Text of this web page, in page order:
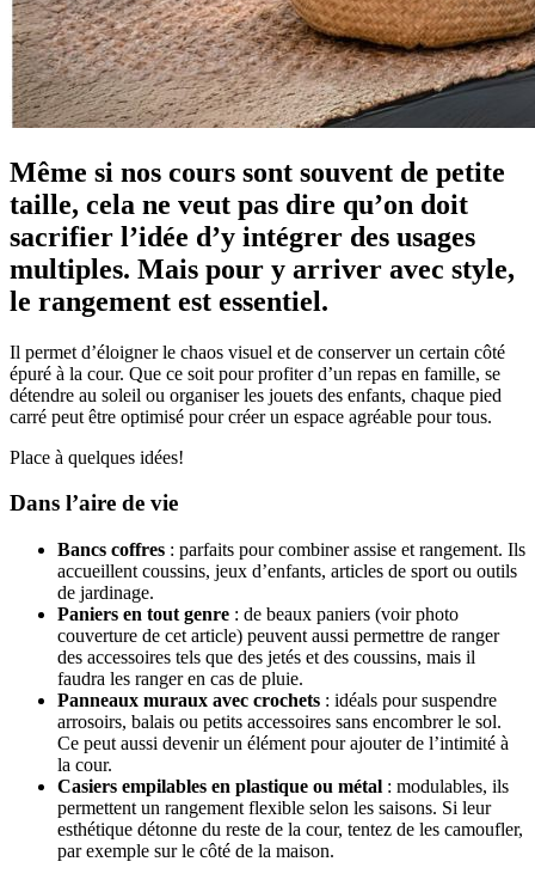
Même si nos cours sont souvent de petite
taille, cela ne veut pas dire qu’on doit
sacrifier l’idée d’y intégrer des usages
multiples. Mais pour y arriver avec style,
le rangement est essentiel.
Il permet d’éloigner le chaos visuel et de conserver un certain côté
épuré à la cour. Que ce soit pour profiter d’un repas en famille, se
détendre au soleil ou organiser les jouets des enfants, chaque pied
carré peut être optimisé pour créer un espace agréable pour tous.
Place à quelques idées!
Dans l’aire de vie
Bancs coffres : parfaits pour combiner assise et rangement. Ils
accueillent coussins, jeux d’enfants, articles de sport ou outils
de jardinage.
Paniers en tout genre : de beaux paniers (voir photo
couverture de cet article) peuvent aussi permettre de ranger
des accessoires tels que des jetés et des coussins, mais il
faudra les ranger en cas de pluie.
Panneaux muraux avec crochets : idéals pour suspendre
arrosoirs, balais ou petits accessoires sans encombrer le sol.
Ce peut aussi devenir un élément pour ajouter de l’intimité à
la cour.
Casiers empilables en plastique ou métal : modulables, ils
permettent un rangement flexible selon les saisons. Si leur
esthétique détonne du reste de la cour, tentez de les camoufler,
par exemple sur le côté de la maison.